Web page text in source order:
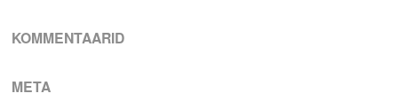
KOMMENTAARID
META